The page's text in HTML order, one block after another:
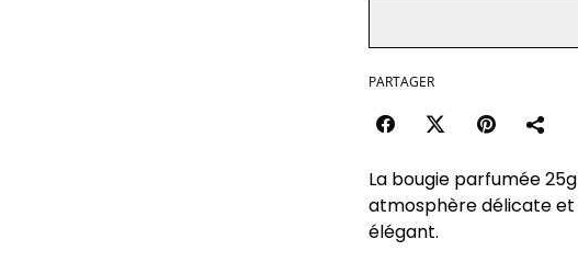
PARTAGER
La bougie parfumée 25g
atmosphère délicate et
élégant.